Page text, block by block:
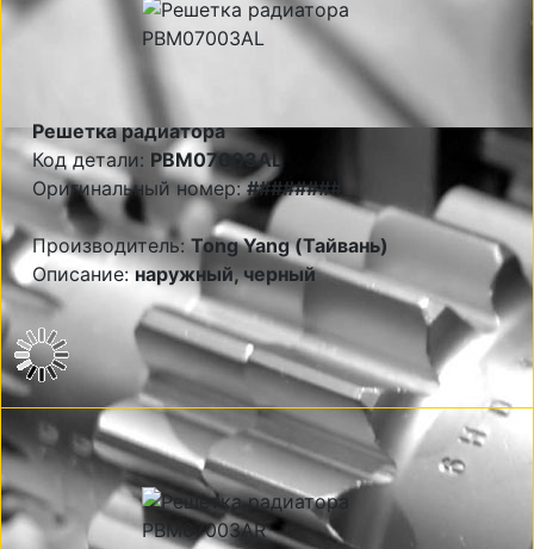
Решетка радиатора
Код детали: PBM07003AL
Оригинальный номер:########
Производитель:Tong Yang (Тайвань)
Описание:наружный, черный